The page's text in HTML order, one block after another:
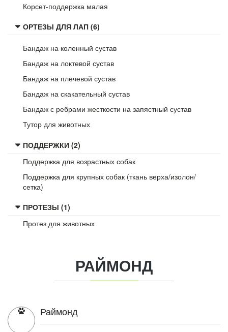
Корсет-поддержка малая
ОРТЕЗЫ ДЛЯ ЛАП (6)
Бандаж на коленный сустав
Бандаж на локтевой сустав
Бандаж на плечевой сустав
Бандаж на скакательный сустав
Бандаж с ребрами жесткости на запястный сустав
Тутор для животных
ПОДДЕРЖКИ (2)
Поддержка для возрастных собак
Поддержка для крупных собак (ткань верха/изолон/
сетка)
ПРОТЕЗЫ (1)
Протез для животных
РАЙМОНД
Раймонд